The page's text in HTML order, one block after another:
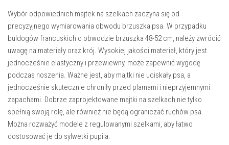
Wybór odpowiednich majtek na szelkach zaczyna się od
precyzyjnego wymiarowania obwodu brzuszka psa. W przypadku
buldogów francuskich o obwodzie brzuszka 48-52 cm, należy zwrócić
uwagę na materiały oraz krój. Wysokiej jakości materiał, który jest
jednocześnie elastyczny i przewiewny, może zapewnić wygodę
podczas noszenia. Ważne jest, aby majtki nie uciskały psa, a
jednocześnie skutecznie chroniły przed plamami i nieprzyjemnymi
zapachami. Dobrze zaprojektowane majtki na szelkach nie tylko
spełnią swoją rolę, ale również nie będą ograniczać ruchów psa.
Można rozważyć modele z regulowanymi szelkami, aby łatwo
dostosować je do sylwetki pupila.